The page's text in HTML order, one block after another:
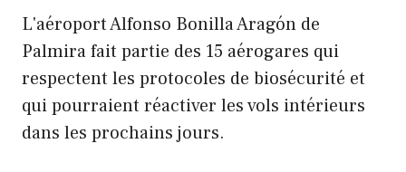
L'aéroport Alfonso Bonilla Aragón de
Palmira fait partie des 15 aérogares qui
respectent les protocoles de biosécurité et
qui pourraient réactiver les vols intérieurs
dans les prochains jours.